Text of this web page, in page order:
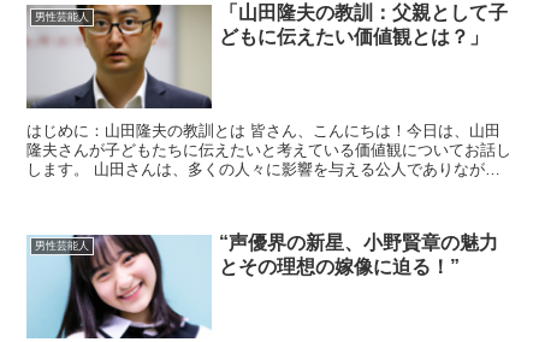
男性芸能人
「山田隆夫の教訓：父親として子
どもに伝えたい価値観とは？」
はじめに：山田隆夫の教訓とは 皆さん、こんにちは！今日は、山田
隆夫さんが子どもたちに伝えたいと考えている価値観についてお話し
します。 山田さんは、多くの人々に影響を与える公人でありなが
男性芸能人
“声優界の新星、小野賢章の魅力
とその理想の嫁像に迫る！”